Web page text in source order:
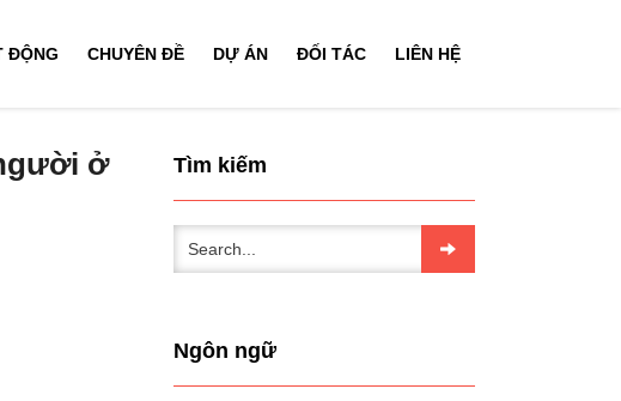
ĐỘNG CHUYÊN ĐỀ DỰ ÁN ĐỐI TÁC LIÊN HỆ
ở
Tìm kiếm
Ngôn ngữ